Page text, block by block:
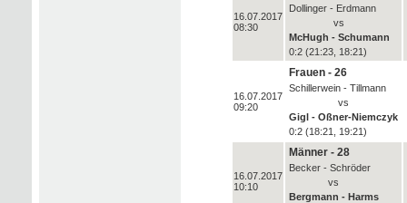
16.07.2017
08:30
Dollinger - Erdmann
vs
McHugh - Schumann
0:2 (21:23, 18:21)
16.07.2017
09:20
Frauen - 26
Schillerwein - Tillmann
vs
Gigl - Oßner-Niemczyk
0:2 (18:21, 19:21)
16.07.2017
10:10
Männer - 28
Becker - Schröder
vs
Bergmann - Harms